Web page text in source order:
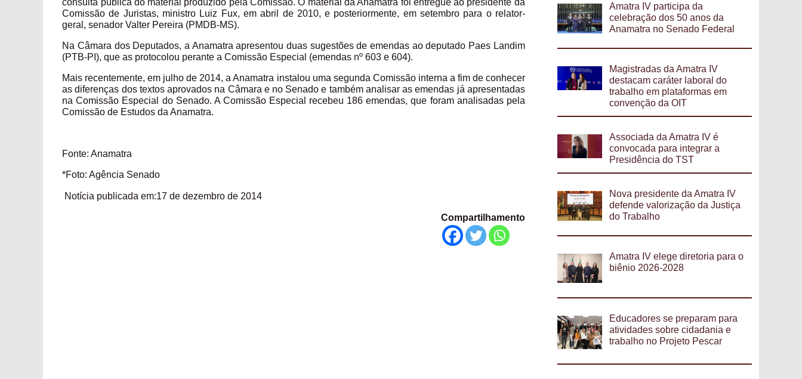
consulta pública do material produzido pela Comissão. O material da Anamatra foi entregue ao presidente da
Comissão de Juristas, ministro Luiz Fux, em abril de 2010, e posteriormente, em setembro para o relator-
geral, senador Valter Pereira (PMDB-MS).
Na Câmara dos Deputados, a Anamatra apresentou duas sugestões de emendas ao deputado Paes Landim
(PTB-PI), que as protocolou perante a Comissão Especial (emendas nº 603 e 604).
Mais recentemente, em julho de 2014, a Anamatra instalou uma segunda Comissão interna a fim de conhecer
as diferenças dos textos aprovados na Câmara e no Senado e também analisar as emendas já apresentadas
na Comissão Especial do Senado. A Comissão Especial recebeu 186 emendas, que foram analisadas pela
Comissão de Estudos da Anamatra.
Fonte: Anamatra
*Foto: Agência Senado
Notícia publicada em:17 de dezembro de 2014
Compartilhamento
Amatra IV participa da
celebração dos 50 anos da
Anamatra no Senado Federal
Magistradas da Amatra IV
destacam caráter laboral do
trabalho em plataformas em
convenção da OIT
Associada da Amatra IV é
convocada para integrar a
Presidência do TST
Nova presidente da Amatra IV
defende valorização da Justiça
do Trabalho
Amatra IV elege diretoria para o
biênio 2026-2028
Educadores se preparam para
atividades sobre cidadania e
trabalho no Projeto Pescar